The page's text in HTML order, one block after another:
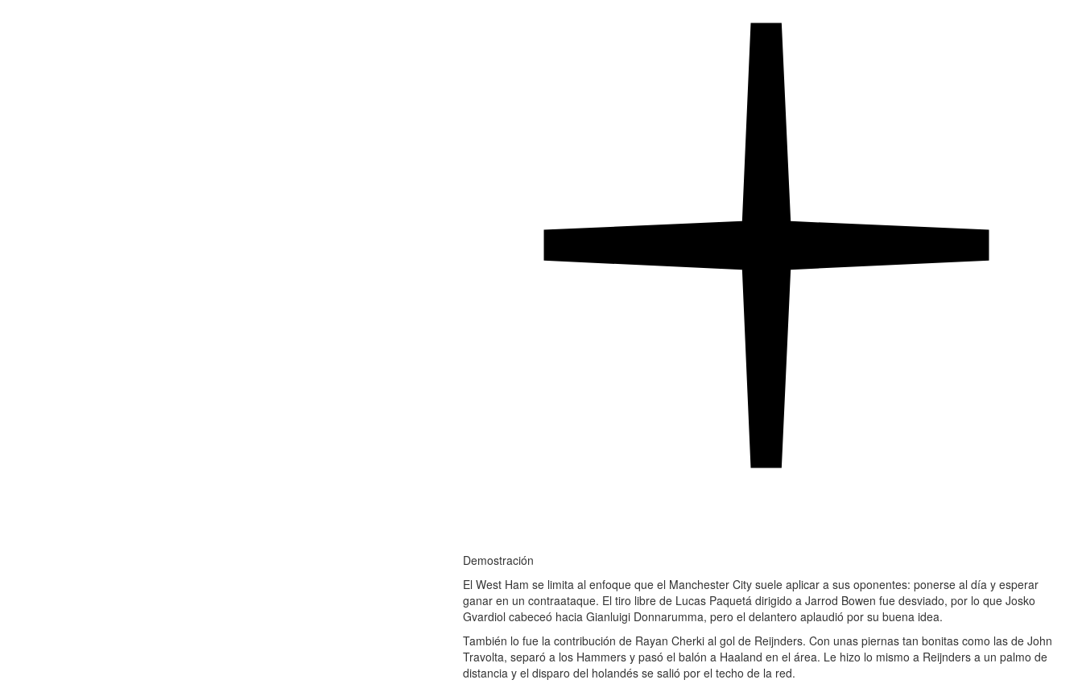
Demostración
El West Ham se limita al enfoque que el Manchester City suele aplicar a sus oponentes: ponerse al día y esperar
ganar en un contraataque. El tiro libre de Lucas Paquetá dirigido a Jarrod Bowen fue desviado, por lo que Josko
Gvardiol cabeceó hacia Gianluigi Donnarumma, pero el delantero aplaudió por su buena idea.
También lo fue la contribución de Rayan Cherki al gol de Reijnders. Con unas piernas tan bonitas como las de John
Travolta, separó a los Hammers y pasó el balón a Haaland en el área. Le hizo lo mismo a Reijnders a un palmo de
distancia y el disparo del holandés se salió por el techo de la red.